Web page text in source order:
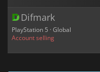
Difmark
PlayStation 5 · Global
Account selling